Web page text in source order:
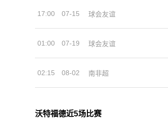
17:00 07-15 球会友谊
01:00 07-19 球会友谊
02:15 08-02 南非超
沃特福德近5场比赛